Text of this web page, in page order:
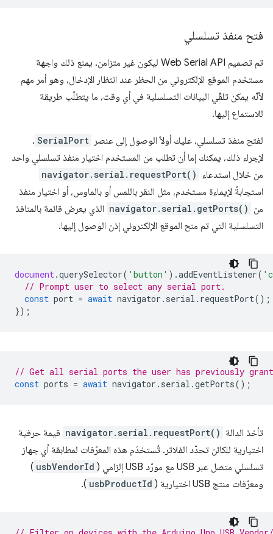
فتح منفذ تسلسلي
تم تصميم Web Serial API ليكون غير متزامن. يمنع ذلك واجهة
مستخدم الموقع الإلكتروني من الحظر عند انتظار الإدخال، وهو أمر مهم
لأنّه يمكن تلقّي البيانات التسلسلية في أي وقت، ما يتطلّب طريقة
للاستماع إليها.
لفتح منفذ تسلسلي، عليك أولاً الوصول إلى عنصر SerialPort
.
لإجراء ذلك، يمكنك إما أن تطلب من المستخدم اختيار منفذ تسلسلي واحد
من خلال استدعاء navigator.serial.requestPort()
استجابةً لإيماءة مستخدم، مثل النقر باللمس أو بالماوس، أو اختيار منفذ
من navigator.serial.getPorts() الذي يعرض قائمة بالمنافذ
التسلسلية التي تم منح الموقع الإلكتروني إذن الوصول إليها.
document.querySelector( 'button' ).addEventListener(
// Prompt user to select any serial port.
const port = await navigator . serial . requestPort();
});
// Get all serial ports the user has previously
const ports = await navigator . serial .getPorts();
تأخذ الدالة navigator.serial.requestPort() قيمة حرفية
اختيارية للكائن تحدّد الفلاتر. تُستخدَم هذه المعرّفات لمطابقة أي جهاز
تسلسلي متصل عبر USB مع مورّد USB إلزامي (
usbVendorId
)
ومعرّفات منتج USB اختيارية (
usbProductId
).